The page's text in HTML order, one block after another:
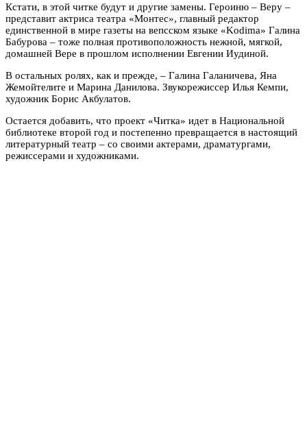
Кстати, в этой читке будут и другие замены. Героиню – Веру –
представит актриса театра «Монтес», главный редактор
единственной в мире газеты на вепсском языке «Kodima» Галина
Бабурова – тоже полная противоположность нежной, мягкой,
домашней Вере в прошлом исполнении Евгении Иудиной.
В остальных ролях, как и прежде, – Галина Галаничева, Яна
Жемойтелите и Марина Данилова. Звукорежиссер Илья Кемпи,
художник Борис Акбулатов.
Остается добавить, что проект «Читка» идет в Национальной
библиотеке второй год и постепенно превращается в настоящий
литературный театр – со своими актерами, драматургами,
режиссерами и художниками.